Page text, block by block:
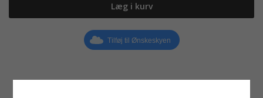
Læg i kurv
Tilføj til Ønskeskyen